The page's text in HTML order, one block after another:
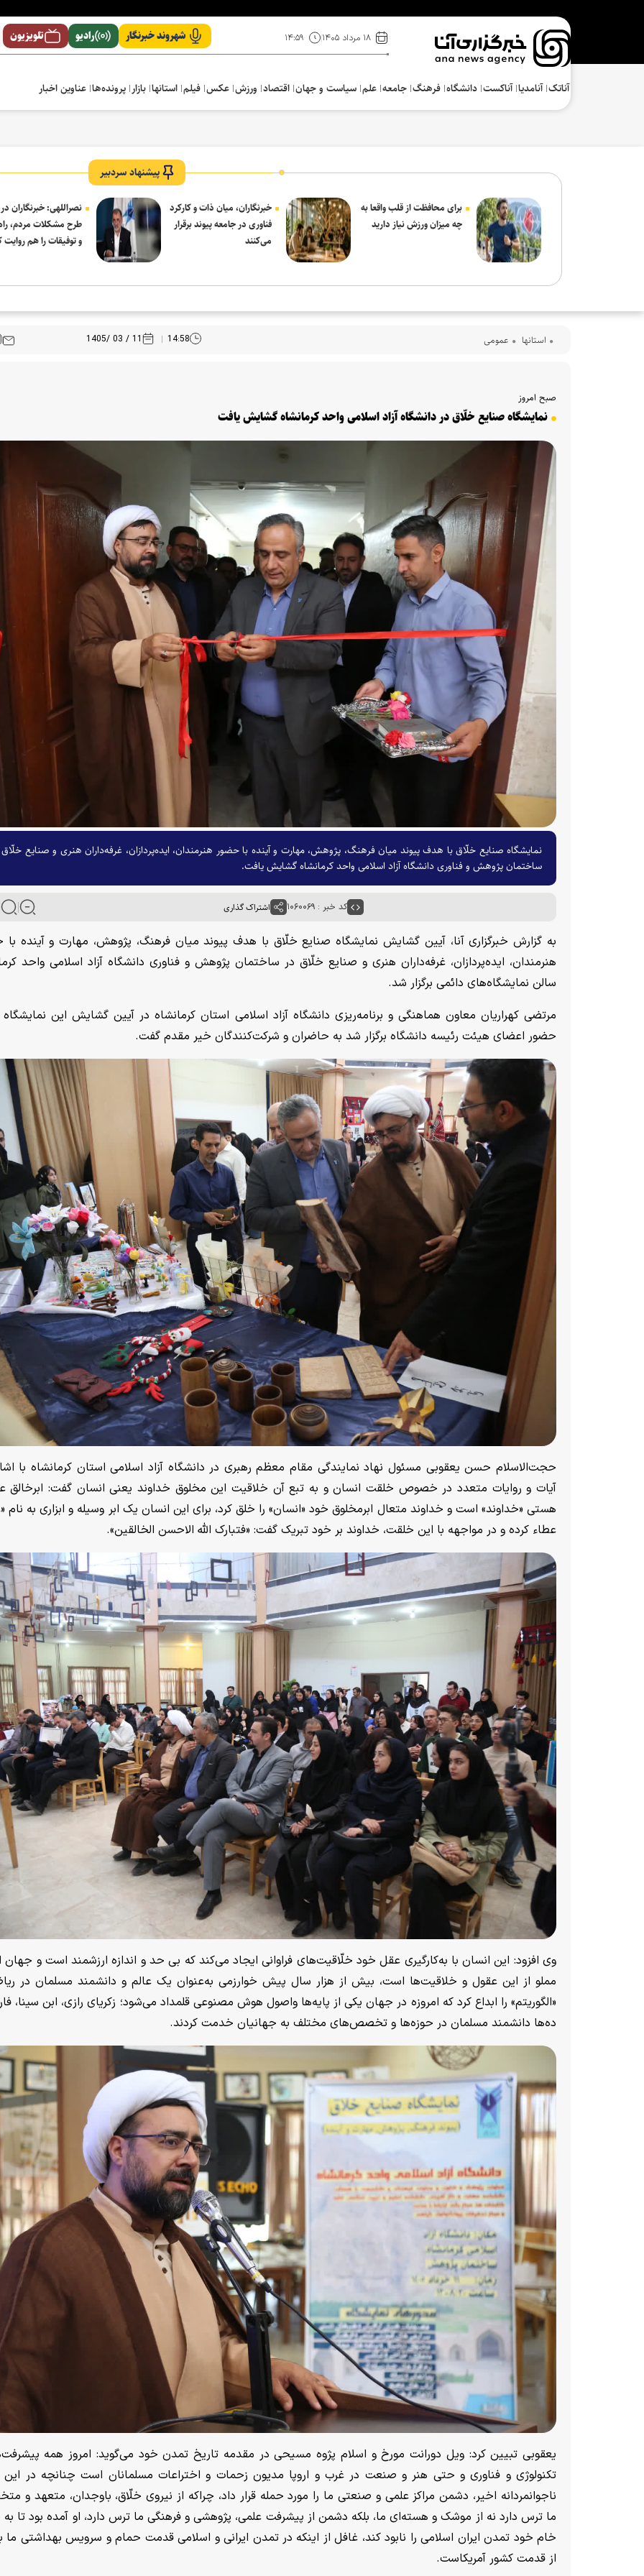
۱۸ مرداد ۱۴۰۵ ۱۴:۵۹ شهروند خبرنگار رادیو تلویزیون
آناتک آنامدیا آناکست دانشگاه فرهنگ‌ جامعه علم سیاست و جهان اقتصاد ورزش عکس فیلم استانها بازار پرونده‌ها عناوین اخبار
پیشنهاد سردبیر
برای محافظت از قلب واقعا به
چه میزان ورزش نیاز دارید
خبرنگاران، میان ذات و کارکرد
فناوری در جامعه پیوند برقرار
می‌کنند
نصراللهی: خبرنگاران در
طرح مشکلات مردم،
و توفیقات را هم روایت
استانها عمومی 14:58
11 / 03 /1405
صبح امروز
نمایشگاه صنایع خلّاق در دانشگاه آزاد اسلامی واحد کرمانشاه گشایش یافت
نمایشگاه صنایع خلّاق با هدف پیوند میان فرهنگ، پژوهش، مهارت و آینده با حضور هنرمندان، ایده‌پردازان، غرفه‌داران هنری و صنایع
ساختمان پژوهش و فناوری دانشگاه آزاد اسلامی واحد کرمانشاه گشایش یافت.
کد خبر : ۱۰۶۰۰۶۹ اشتراک گذاری
به گزارش خبرگزاری آنا، آیین گشایش نمایشگاه صنایع خلّاق با هدف پیوند میان فرهنگ، پژوهش، مهارت و آینده
هنرمندان، ایده‌پردازان، غرفه‌داران هنری و صنایع خلّاق در ساختمان پژوهش و فناوری دانشگاه آزاد اسلامی واحد
سالن نمایشگاه‌های دائمی برگزار شد.
مرتضی کهراریان معاون هماهنگی و برنامه‌ریزی دانشگاه آزاد اسلامی استان کرمانشاه در آیین گشایش این نمایشگاه
حضور اعضای هیئت رئیسه دانشگاه برگزار شد به حاضران و شرکت‌کنندگان خیر مقدم گفت.
حجت‌الاسلام حسن یعقوبی مسئول نهاد نمایندگی مقام معظم رهبری در دانشگاه آزاد اسلامی استان کرمانشاه با
آیات و روایات متعدد در خصوص خلقت انسان و به تبع آن خلاقیت این مخلوق خداوند یعنی انسان گفت: ابرخالق
هستی «خداوند» است و خداوند متعال ابرمخلوق خود «انسان» را خلق کرد، برای این انسان یک ابر وسیله و ابزاری به نام
عطاء کرده و در مواجهه با این خلقت، خداوند بر خود تبریک گفت: «فتبارک الله الاحسن الخالقین».
وی افزود: این انسان با به‌کارگیری عقل خود خلّاقیت‌های فراوانی ایجاد می‌کند که بی حد و اندازه ارزشمند است و جهان
مملو از این عقول و خلاقیت‌ها است، بیش از هزار سال پیش خوارزمی به‌عنوان یک عالم و دانشمند مسلمان در
«الگوریتم» را ابداع کرد که امروزه در جهان یکی از پایه‌ها واصول هوش مصنوعی قلمداد می‌شود؛ زکریای رازی، ابن سینا،
ده‌ها دانشمند مسلمان در حوزه‌ها و تخصص‌های مختلف به جهانیان خدمت کردند.
یعقوبی تبیین کرد: ویل دورانت مورخ و اسلام پژوه مسیحی در مقدمه تاریخ تمدن خود می‌گوید: امروز همه
تکنولوژی و فناوری و حتی هنر و صنعت در غرب و اروپا مدیون زحمات و اختراعات مسلمانان است چنانچه در
ناجوانمردانه اخیر، دشمن مراکز علمی و صنعتی ما را مورد حمله قرار داد، چراکه از نیروی خلّاق، باوجدان، متعهد و
ما ترس دارد نه از موشک و هسته‌ای ما، بلکه دشمن از پیشرفت علمی، پژوهشی و فرهنگی ما ترس دارد، او آمده بود تا
خام خود تمدن ایران اسلامی را نابود کند، غافل از اینکه در تمدن ایرانی و اسلامی قدمت حمام و سرویس بهداشتی ما
از قدمت کشور آمریکاست.